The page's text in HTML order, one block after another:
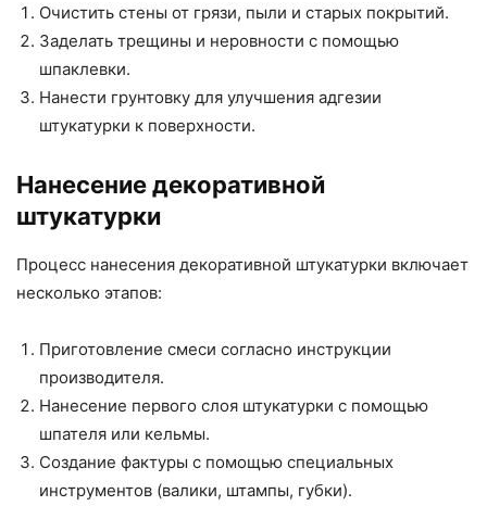
Очистить стены от грязи, пыли и старых покрытий.
Заделать трещины и неровности с помощью
шпаклевки.
Нанести грунтовку для улучшения адгезии
штукатурки к поверхности.
Нанесение декоративной
штукатурки
Процесс нанесения декоративной штукатурки включает
несколько этапов:
Приготовление смеси согласно инструкции
производителя.
Нанесение первого слоя штукатурки с помощью
шпателя или кельмы.
Создание фактуры с помощью специальных
инструментов (валики, штампы, губки).